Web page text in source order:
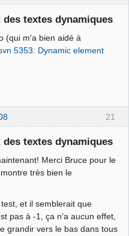
des textes dynamiques
(qui m'a bien aidé à
5353: Dynamic element
21
des textes dynamiques
Merci Bruce pour le
très bien le
et il semblerait que
pas à -1, ça n'a aucun effet,
grandir vers le bas dans tous